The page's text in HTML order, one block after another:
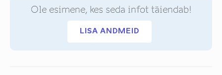
Ole esimene, kes seda infot täiendab!
LISA ANDMEID